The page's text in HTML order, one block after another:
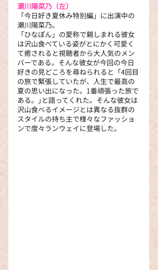
瀬川陽菜乃（左）
「今日好き夏休み特別編」に出演中の
瀬川陽菜乃。
「ひなぽん」の愛称で親しまれる彼女
は沢山食べている姿がとにかく可愛く
て癒されると視聴者から大人気のメン
バーである。そんな彼女が今回の今日
好きの見どころを尋ねられると「4回目
の旅で緊張していたが、人生で最高の
夏の思い出になった。1番頑張った旅で
ある。｣と語ってくれた。そんな彼女は
沢山食べるイメージとは異なる抜群の
スタイルの持ち主で様々なファッショ
ンで度々ランウェイに登場した。